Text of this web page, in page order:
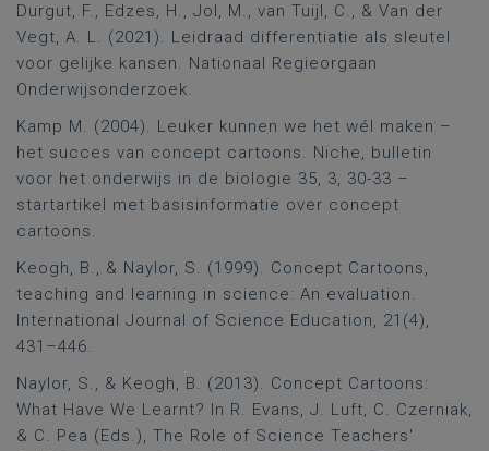
Durgut, F., Edzes, H., Jol, M., van Tuijl, C., & Van der
Vegt, A. L. (2021). Leidraad differentiatie als sleutel
voor gelijke kansen. Nationaal Regieorgaan
Onderwijsonderzoek.
Kamp M. (2004). Leuker kunnen we het wél maken –
het succes van concept cartoons. Niche, bulletin
voor het onderwijs in de biologie 35, 3, 30-33 –
startartikel met basisinformatie over concept
cartoons.
Keogh, B., & Naylor, S. (1999). Concept Cartoons,
teaching and learning in science: An evaluation.
International Journal of Science Education, 21(4),
431–446.
Naylor, S., & Keogh, B. (2013). Concept Cartoons:
What Have We Learnt? In R. Evans, J. Luft, C. Czerniak,
& C. Pea (Eds.), The Role of Science Teachers'